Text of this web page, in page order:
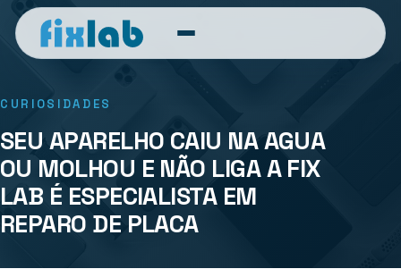
CURIOSIDADES
SEU APARELHO CAIU NA AGUA
OU MOLHOU E NÃO LIGA A FIX
LAB É ESPECIALISTA EM
REPARO DE PLACA